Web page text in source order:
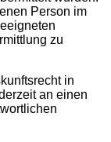
Person im
zu
in
an einen